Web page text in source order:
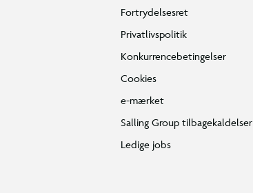
Fortrydelsesret
Privatlivspolitik
Konkurrencebetingelser
Cookies
e-mærket
Salling Group tilbagekaldelser
Ledige jobs